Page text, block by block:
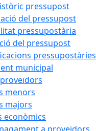
pressupost
del pressupost
pressupostària
del pressupost
pressupostàries
municipal
menors
majors
econòmics